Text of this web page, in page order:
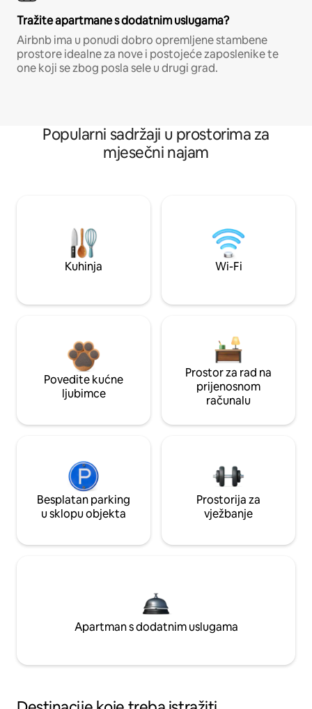
Tražite apartmane s dodatnim uslugama?
Airbnb ima u ponudi dobro opremljene stambene
prostore idealne za nove i postojeće zaposlenike te
one koji se zbog posla sele u drugi grad.
Popularni sadržaji u prostorima za
mjesečni najam
Kuhinja Wi-Fi
Povedite kućne
ljubimce
Prostor za rad na
prijenosnom
računalu
Besplatan parking
u sklopu objekta
Prostorija za
vježbanje
Apartman s dodatnim uslugama